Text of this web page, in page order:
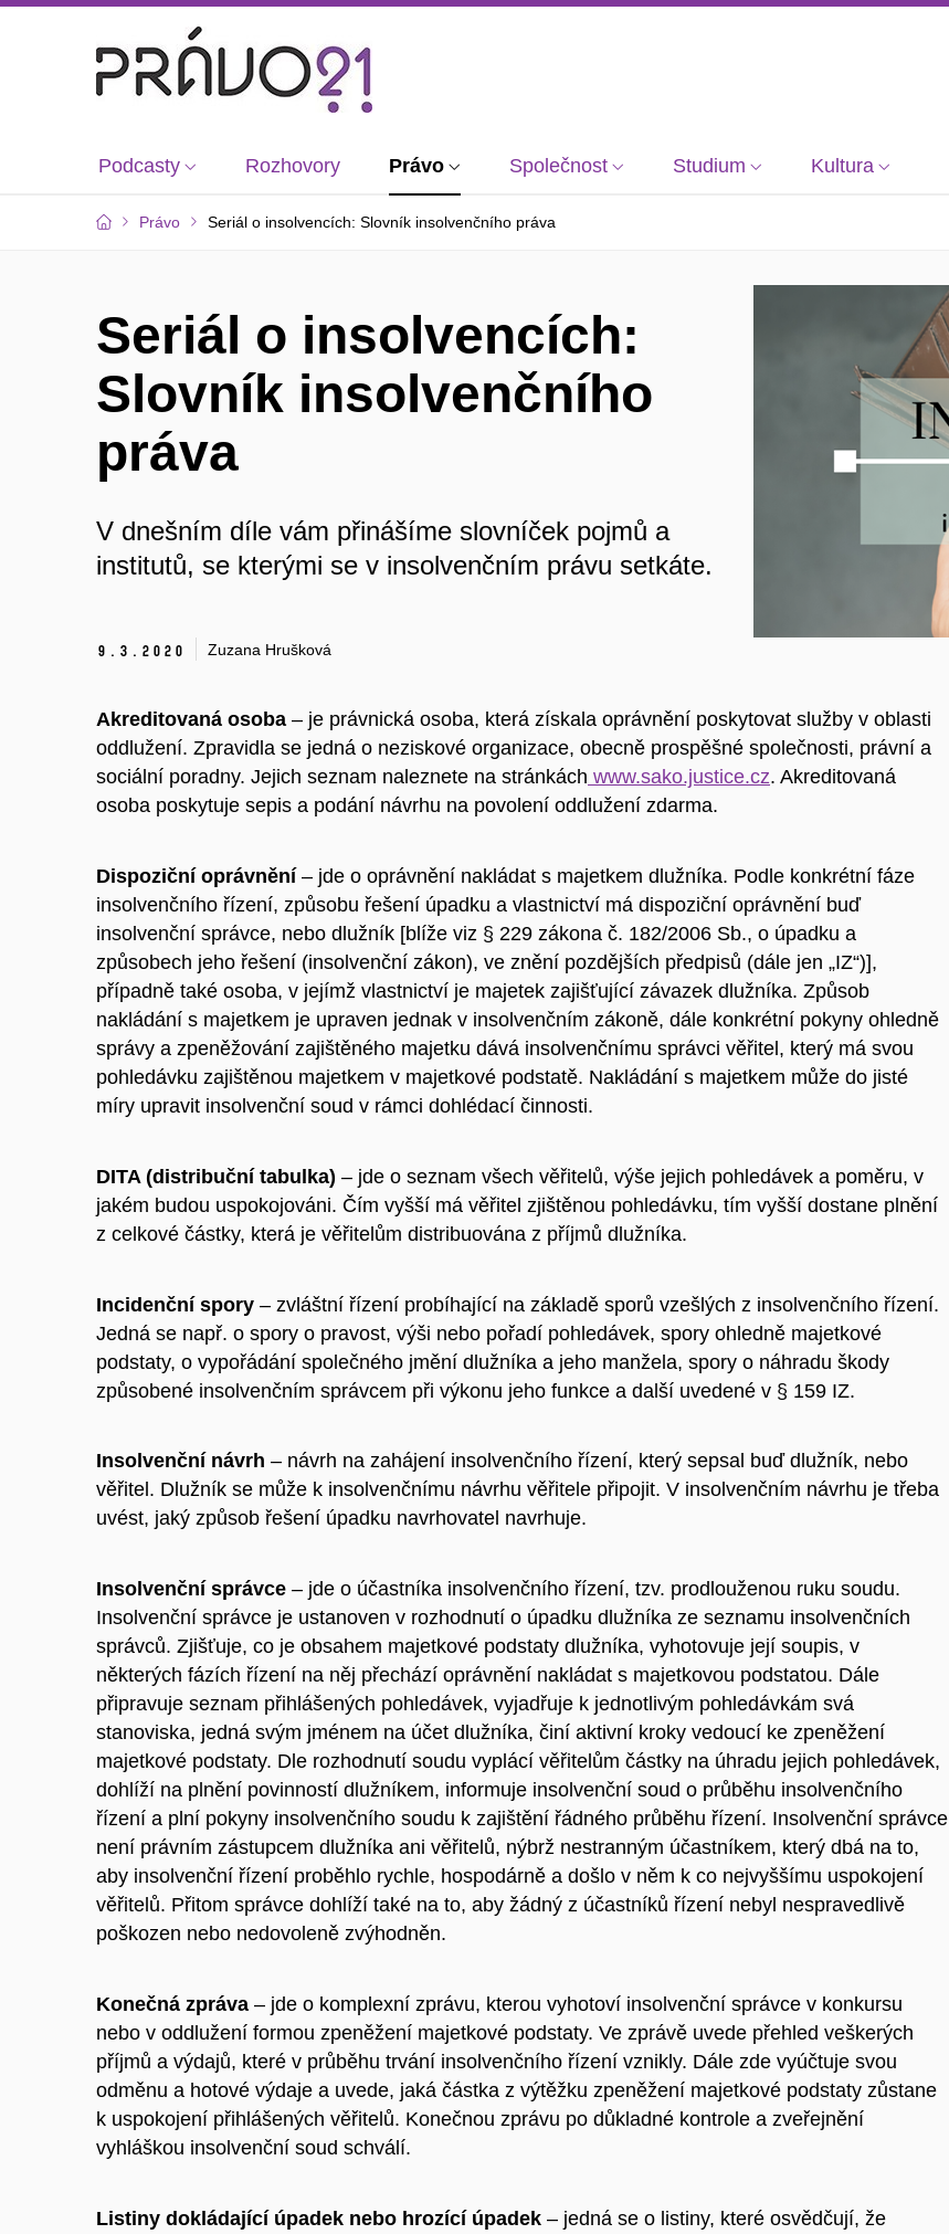
Podcasty Rozhovory Právo Společnost Studium Kultura
Právo Seriál o insolvencích: Slovník insolvenčního práva
Seriál o insolvencích:
Slovník insolvenčního
práva
V dnešním díle vám přinášíme slovníček pojmů a
institutů, se kterými se v insolvenčním právu setkáte.
9. 3. 2020 Zuzana Hrušková
Akreditovaná osoba – je právnická osoba, která získala oprávnění poskytovat služby v oblasti
oddlužení. Zpravidla se jedná o neziskové organizace, obecně prospěšné společnosti, právní a
sociální poradny. Jejich seznam naleznete na stránkách www.sako.justice.cz. Akreditovaná
osoba poskytuje sepis a podání návrhu na povolení oddlužení zdarma.
Dispoziční oprávnění– jde o oprávnění nakládat s majetkem dlužníka. Podle konkrétní fáze
insolvenčního řízení, způsobu řešení úpadku a vlastnictví má dispoziční oprávnění buď
insolvenční správce, nebo dlužník [blíže viz § 229 zákona č. 182/2006 Sb., o úpadku a
způsobech jeho řešení (insolvenční zákon), ve znění pozdějších předpisů (dále jen „IZ“)],
případně také osoba, v jejímž vlastnictví je majetek zajišťující závazek dlužníka. Způsob
nakládání s majetkem je upraven jednak v insolvenčním zákoně, dále konkrétní pokyny ohledně
správy a zpeněžování zajištěného majetku dává insolvenčnímu správci věřitel, který má svou
pohledávku zajištěnou majetkem v majetkové podstatě. Nakládání s majetkem může do jisté
míry upravit insolvenční soud v rámci dohlédací činnosti.
DITA (distribuční tabulka) – jde o seznam všech věřitelů, výše jejich pohledávek a poměru, v
jakém budou uspokojováni. Čím vyšší má věřitel zjištěnou pohledávku, tím vyšší dostane plnění
z celkové částky, která je věřitelům distribuována z příjmů dlužníka.
Incidenční spory – zvláštní řízení probíhající na základě sporů vzešlých z insolvenčního řízení.
Jedná se např. o spory o pravost, výši nebo pořadí pohledávek, spory ohledně majetkové
podstaty, o vypořádání společného jmění dlužníka a jeho manžela, spory o náhradu škody
způsobené insolvenčním správcem při výkonu jeho funkce a další uvedené v § 159 IZ.
Insolvenční návrh – návrh na zahájení insolvenčního řízení, který sepsal buď dlužník, nebo
věřitel. Dlužník se může k insolvenčnímu návrhu věřitele připojit. V insolvenčním návrhu je třeba
uvést, jaký způsob řešení úpadku navrhovatel navrhuje.
Insolvenční správce – jde o účastníka insolvenčního řízení, tzv. prodlouženou ruku soudu.
Insolvenční správce je ustanoven v rozhodnutí o úpadku dlužníka ze seznamu insolvenčních
správců. Zjišťuje, co je obsahem majetkové podstaty dlužníka, vyhotovuje její soupis, v
některých fázích řízení na něj přechází oprávnění nakládat s majetkovou podstatou. Dále
připravuje seznam přihlášených pohledávek, vyjadřuje k jednotlivým pohledávkám svá
stanoviska, jedná svým jménem na účet dlužníka, činí aktivní kroky vedoucí ke zpeněžení
majetkové podstaty. Dle rozhodnutí soudu vyplácí věřitelům částky na úhradu jejich pohledávek,
dohlíží na plnění povinností dlužníkem, informuje insolvenční soud o průběhu insolvenčního
řízení a plní pokyny insolvenčního soudu k zajištění řádného průběhu řízení. Insolvenční správce
není právním zástupcem dlužníka ani věřitelů, nýbrž nestranným účastníkem, který dbá na to,
aby insolvenční řízení proběhlo rychle, hospodárně a došlo v něm k co nejvyššímu uspokojení
věřitelů. Přitom správce dohlíží také na to, aby žádný z účastníků řízení nebyl nespravedlivě
poškozen nebo nedovoleně zvýhodněn.
Konečná zpráva – jde o komplexní zprávu, kterou vyhotoví insolvenční správce v konkursu
nebo v oddlužení formou zpeněžení majetkové podstaty. Ve zprávě uvede přehled veškerých
příjmů a výdajů, které v průběhu trvání insolvenčního řízení vznikly. Dále zde vyúčtuje svou
odměnu a hotové výdaje a uvede, jaká částka z výtěžku zpeněžení majetkové podstaty zůstane
k uspokojení přihlášených věřitelů. Konečnou zprávu po důkladné kontrole a zveřejnění
vyhláškou insolvenční soud schválí.
Listiny dokládající úpadek nebo hrozící úpadek – jedná se o listiny, které osvědčují, že